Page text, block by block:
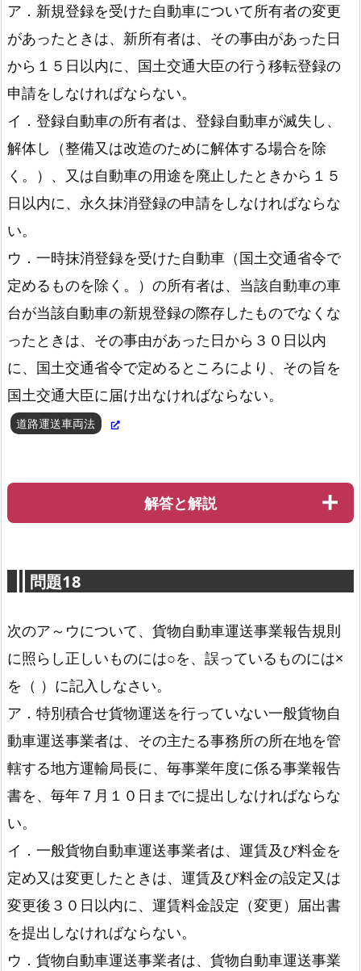
貨物自動車運送事業施行規則第44条
ア．新規登録を受けた自動車について所有者の変更
があったときは、新所有者は、その事由があった日
から１５日以内に、国土交通大臣の行う移転登録の
申請をしなければならない。
イ．登録自動車の所有者は、登録自動車が滅失し、
解体し（整備又は改造のために解体する場合を除
く。）、又は自動車の用途を廃止したときから１５
日以内に、永久抹消登録の申請をしなければならな
い。
ウ．一時抹消登録を受けた自動車（国土交通省令で
定めるものを除く。）の所有者は、当該自動車の車
台が当該自動車の新規登録の際存したものでなくな
ったときは、その事由があった日から３０日以内
に、国土交通省令で定めるところにより、その旨を
国土交通大臣に届け出なければならない。
道路運送車両法
解答と解説
道路運送車両法第16条2項
問題18
次のア～ウについて、貨物自動車運送事業報告規則
に照らし正しいものには○を、誤っているものには×
を（ ）に記入しなさい。
ア．特別積合せ貨物運送を行っていない一般貨物自
動車運送事業者は、その主たる事務所の所在地を管
轄する地方運輸局長に、毎事業年度に係る事業報告
書を、毎年７月１０日までに提出しなければならな
い。
イ．一般貨物自動車運送事業者は、運賃及び料金を
定め又は変更したときは、運賃及び料金の設定又は
変更後３０日以内に、運賃料金設定（変更）届出書
を提出しなければならない。
ウ．貨物自動車運送事業者は、貨物自動車運送事業